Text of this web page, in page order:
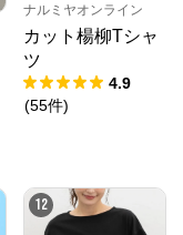
ナルミヤオンライン
カット楊柳Tシャ
ツ
4.9
(55件)
12